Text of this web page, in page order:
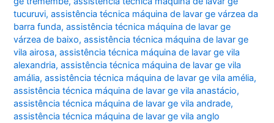
tucuruvi,assistência técnica máquina de lavar ge várzea da
barra funda,assistência técnica máquina de lavar ge
várzea de baixo,assistência técnica máquina de lavar ge
vila airosa,assistência técnica máquina de lavar ge vila
alexandria,assistência técnica máquina de lavar ge vila
amália,assistência técnica máquina de lavar ge vila amélia,
assistência técnica máquina de lavar ge vila anastácio,
assistência técnica máquina de lavar ge vila andrade,
assistência técnica máquina de lavar ge vila anglo